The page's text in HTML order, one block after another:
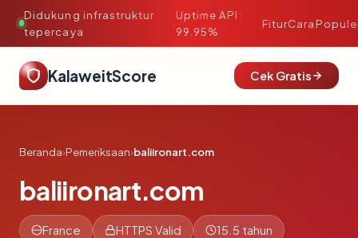
Didukung infrastruktur
tepercaya
·
Uptime API:
99.95%
FiturCara
KalaweitScore Cek Gratis
Beranda›Pemeriksaan›baliironart.com
baliironart.com
France HTTPS Valid 15.5 tahun